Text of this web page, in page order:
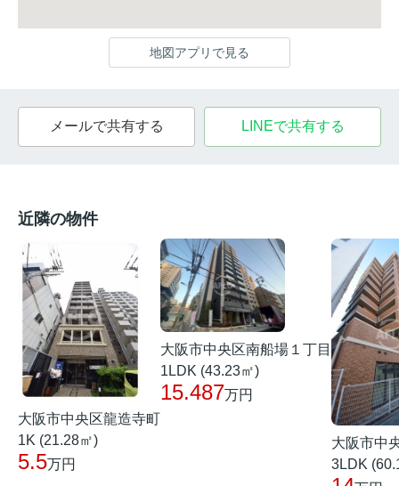
地図アプリで見る
メールで共有する LINEで共有する
近隣の物件
大阪市中央区龍造寺町
1K (21.28㎡)
5.5万円
大阪市中央区南船場１丁目
1LDK (43.23㎡)
15.487万円
大阪市中
3LDK